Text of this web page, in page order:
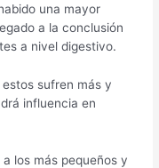
una mayor
a la conclusión
a nivel digestivo.
sufren más y
influencia en
los más pequeños y